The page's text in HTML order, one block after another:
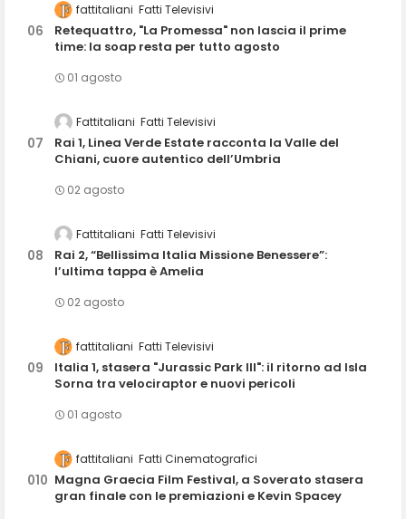
fattitaliani Fatti Televisivi
Retequattro, "La Promessa" non lascia il prime
time: la soap resta per tutto agosto
01 agosto
Fattitaliani Fatti Televisivi
Rai 1, Linea Verde Estate racconta la Valle del
Chiani, cuore autentico dell’Umbria
02 agosto
Fattitaliani Fatti Televisivi
Rai 2, “Bellissima Italia Missione Benessere”:
l’ultima tappa è Amelia
02 agosto
fattitaliani Fatti Televisivi
Italia 1, stasera "Jurassic Park III": il ritorno ad Isla
Sorna tra velociraptor e nuovi pericoli
01 agosto
fattitaliani Fatti Cinematografici
Magna Graecia Film Festival, a Soverato stasera
gran finale con le premiazioni e Kevin Spacey